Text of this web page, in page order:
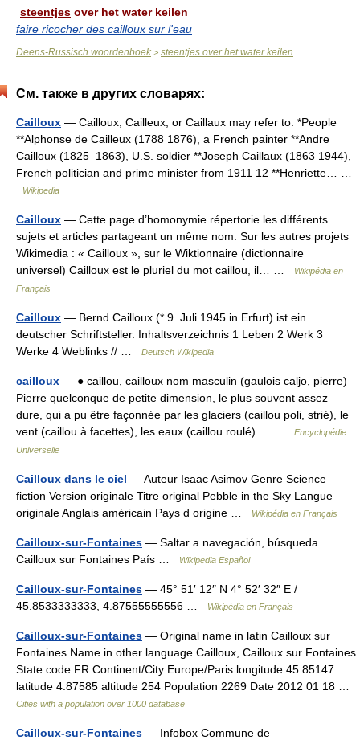
steentjes over het water keilen
faire ricocher des cailloux sur l'eau
Deens-Russisch woordenboek > steentjes over het water keilen
См. также в других словарях:
Cailloux — Cailloux, Cailleux, or Caillaux may refer to: *People
**Alphonse de Cailleux (1788 1876), a French painter **Andre
Cailloux (1825–1863), U.S. soldier **Joseph Caillaux (1863 1944),
French politician and prime minister from 1911 12 **Henriette… …
Wikipedia
Cailloux — Cette page d’homonymie répertorie les différents
sujets et articles partageant un même nom. Sur les autres projets
Wikimedia : « Cailloux », sur le Wiktionnaire (dictionnaire
universel) Cailloux est le pluriel du mot caillou, il… …
Wikipédia en
Français
Cailloux — Bernd Cailloux (* 9. Juli 1945 in Erfurt) ist ein
deutscher Schriftsteller. Inhaltsverzeichnis 1 Leben 2 Werk 3
Werke 4 Weblinks // …
Deutsch Wikipedia
cailloux — ● caillou, cailloux nom masculin (gaulois caljo, pierre)
Pierre quelconque de petite dimension, le plus souvent assez
dure, qui a pu être façonnée par les glaciers (caillou poli, strié), le
vent (caillou à facettes), les eaux (caillou roulé).… …
Encyclopédie
Universelle
Cailloux dans le ciel — Auteur Isaac Asimov Genre Science
fiction Version originale Titre original Pebble in the Sky Langue
originale Anglais américain Pays d origine …
Wikipédia en Français
Cailloux-sur-Fontaines — Saltar a navegación, búsqueda
Cailloux sur Fontaines País …
Wikipedia Español
Cailloux-sur-Fontaines — 45° 51′ 12″ N 4° 52′ 32″ E /
45.8533333333, 4.87555555556 …
Wikipédia en Français
Cailloux-sur-Fontaines — Original name in latin Cailloux sur
Fontaines Name in other language Cailloux, Cailloux sur Fontaines
State code FR Continent/City Europe/Paris longitude 45.85147
latitude 4.87585 altitude 254 Population 2269 Date 2012 01 18 …
Cities with a population over 1000 database
Cailloux-sur-Fontaines — Infobox Commune de